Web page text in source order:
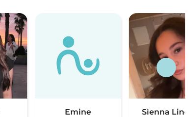
Emine Sienna